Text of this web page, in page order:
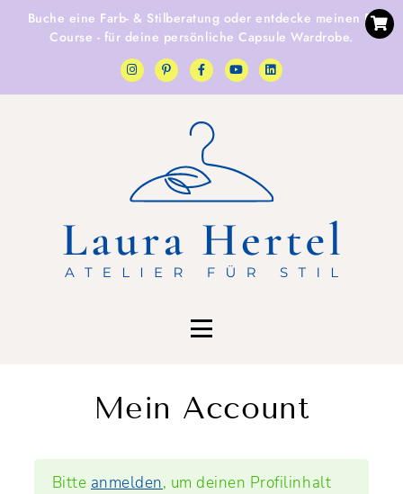
Buche eine Farb- & Stilberatung oder entdecke meinen E-
Course - für deine persönliche Capsule Wardrobe.
Mein Account
Bitte anmelden, um deinen Profilinhalt